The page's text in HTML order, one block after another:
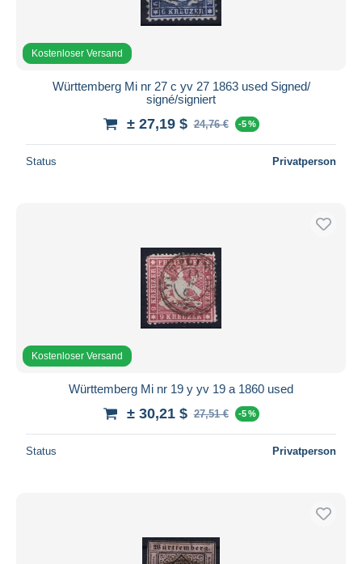
Kostenloser Versand
Württemberg Mi nr 27 c yv 27 1863 used Signed/
signé/signiert
± 27,19 $ 24,76 € -5 %
Status Privatperson
Kostenloser Versand
Württemberg Mi nr 19 y yv 19 a 1860 used
± 30,21 $ 27,51 € -5 %
Status Privatperson